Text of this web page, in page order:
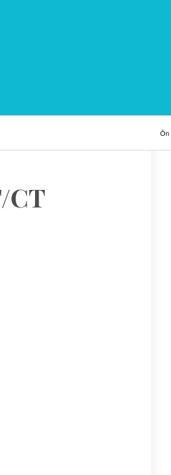
Ön
CT